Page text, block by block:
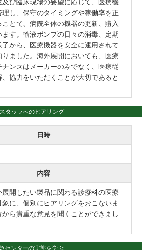
及び臨床現場の要望に応じて、医療機
理し、保守のタイミングや稼働率を正
ことで、病院全体の機器の更新、購入
ます。輸液ポンプの日々の消毒、定期
子から、医療機器を安全に運用されて
りました。海外展開においても、医療
ナンスはメーカーのみでなく、医療従
、協力をいただくことが大切であると
タッフへのヒアリング
日時
内容
展開したい製品に関わる診療科の医療
象に、個別にヒアリングをおこないま
から貴重な意見を聞くことができまし
センターの実態を学ぶ」